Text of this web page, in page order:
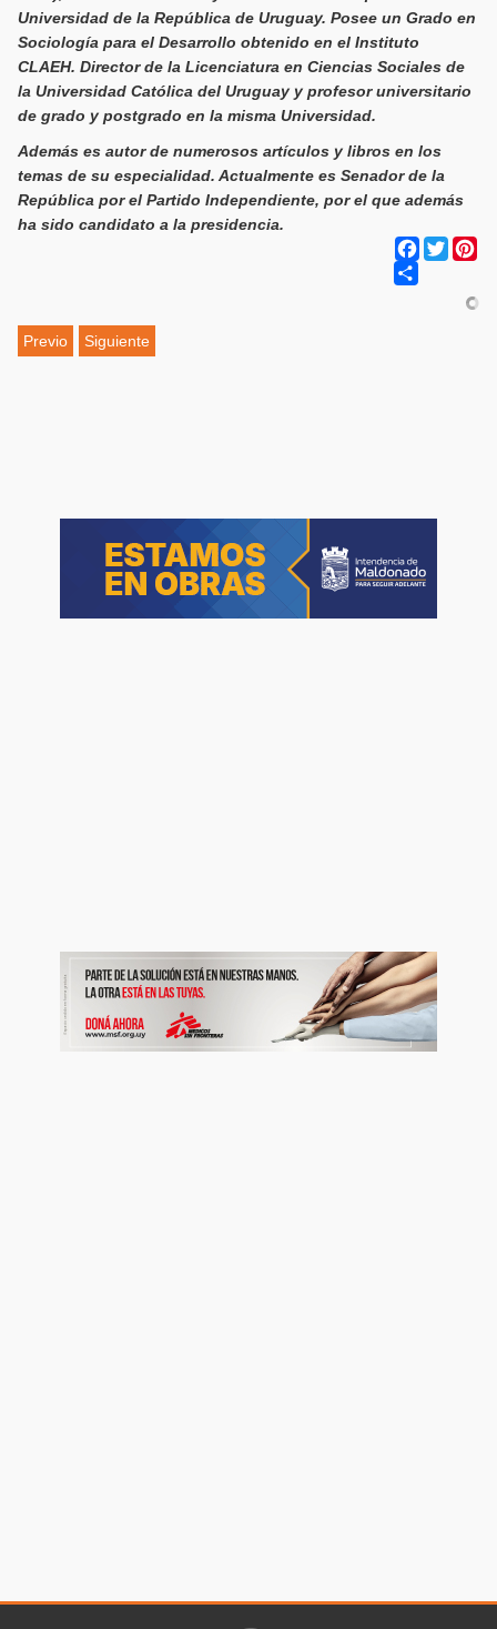
Universidad de la República de Uruguay. Posee un Grado en
Sociología para el Desarrollo obtenido en el Instituto
CLAEH. Director de la Licenciatura en Ciencias Sociales de
la Universidad Católica del Uruguay y profesor universitario
de grado y postgrado en la misma Universidad.
Además es autor de numerosos artículos y libros en los
temas de su especialidad. Actualmente es Senador de la
República por el Partido Independiente, por el que además
ha sido candidato a la presidencia.
Facebook
Twitter
Previo Siguiente